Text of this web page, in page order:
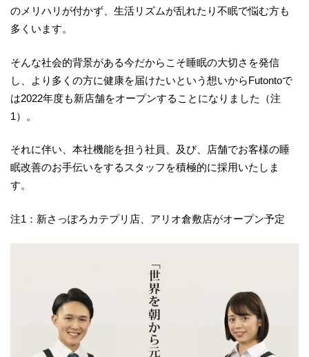
のメリハリが付かず、生活リズムが乱れたり不眠で悩む方も
多くいます。
そんな社会的背景がある今だからこそ睡眠の大切さを発信
し、より多くの方に健康を届けたいという想いからFutontoで
は2022年度も新店舗をオープンすることになりました（注
1）。
それに伴い、本社機能を担う社員、及び、店舗でお客様の睡
眠改善のお手伝いをするスタッフを積極的に採用いたしま
す。
注1：新さっぽろカテプリ店、アリオ倉敷店がオープン予定